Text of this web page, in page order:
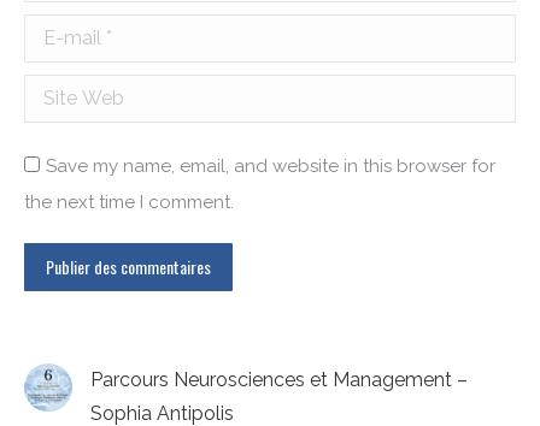
E-mail *
Site Web
Save my name, email, and website in this browser for
the next time I comment.
Publier des commentaires
Parcours Neurosciences et Management –
Sophia Antipolis